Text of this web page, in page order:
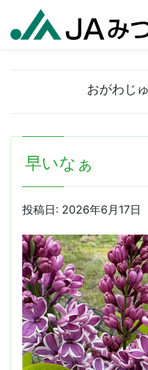
おがわじ
早いなぁ
投稿日: 2026年6月17日